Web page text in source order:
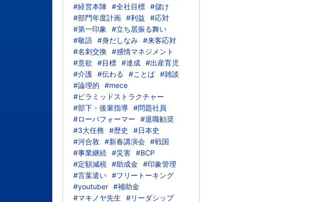
#経営本陣 #全社目標 #儲け
#部門年度計画 #利益
#応対
#第一印象
#立ち居振る舞い
#敬語 #身だしなみ #来客応対
#名刺交換 #感情マネジメント
#意欲
#目標 #達成 #出産育児
#介護 #伝わる #ことば #雑談
#論理的
#mece
#ピラミッドストラクチャー
#部下・後輩指導 #問題社員
#ローパフォーマー
#退職勧奨
#3大任務
#歴史
#日本史
#河合敦
#新春講演会 #戦国
#事業継続 #災害 #BCP
#定額減税 #助成金
#印象管理
#言葉遣い #フリートーキング
#youtuber #補助金
#マキノヤ先生
#リーダシップ